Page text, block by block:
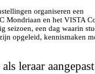
organiseren een
Mondriaan en het VISTA
seizoen, een dag waarin
opgeleid, kennismaken
leraar aangepast